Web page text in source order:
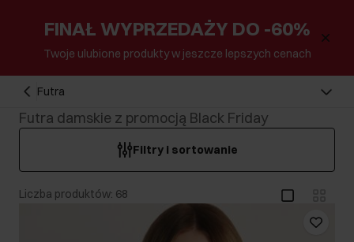
FINAŁ WYPRZEDAŻY DO -60%
Twoje ulubione produkty w jeszcze lepszych cenach
Futra
Futra damskie z promocją Black Friday
Filtry i sortowanie
Liczba produktów: 68